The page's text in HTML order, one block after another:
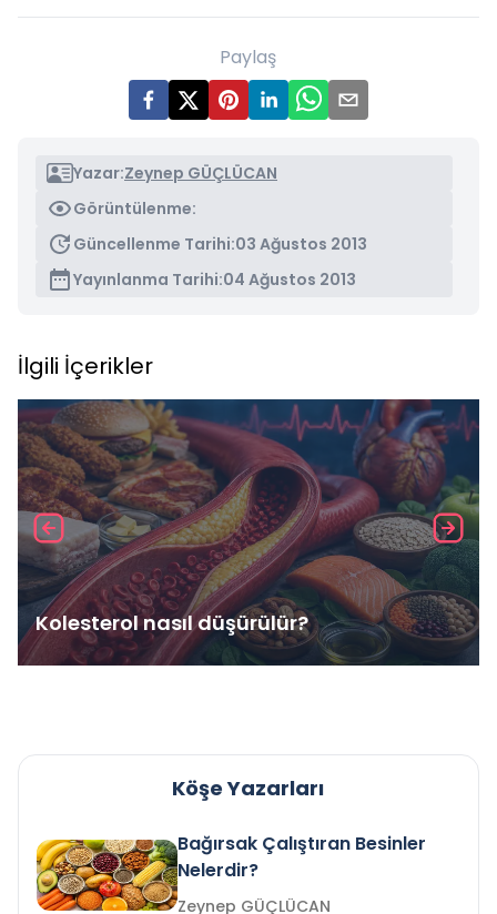
Paylaş
Yazar:Zeynep GÜÇLÜCAN
Görüntülenme:
Güncellenme Tarihi:03 Ağustos 2013
Yayınlanma Tarihi:04 Ağustos 2013
İlgili İçerikler
Kolesterol nasıl düşürülür?
Köşe Yazarları
Bağırsak Çalıştıran Besinler
Nelerdir?
Zeynep GÜÇLÜCAN